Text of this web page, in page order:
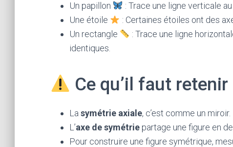
Un papillon
: Trace une ligne verticale
Une étoile
: Certaines étoiles ont des
Un rectangle
: Trace une ligne
identiques.
Ce qu’il faut retenir
La symétrie axiale, c’est comme un miroir.
L’axe de symétrie partage une figure en
Pour construire une figure symétrique,